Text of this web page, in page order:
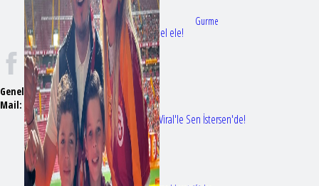
Bir dizi aşkı daha gerçek oldu: Sette el ele!
Erol Köse'nin mektupları ilk kez Nur Viral'le Sen İstersen'de!
Doktorlar Gurme
Genel Yayın Yönetmeni:Seyhan Erdağ
Mail:
emizmagazin@gmail.com